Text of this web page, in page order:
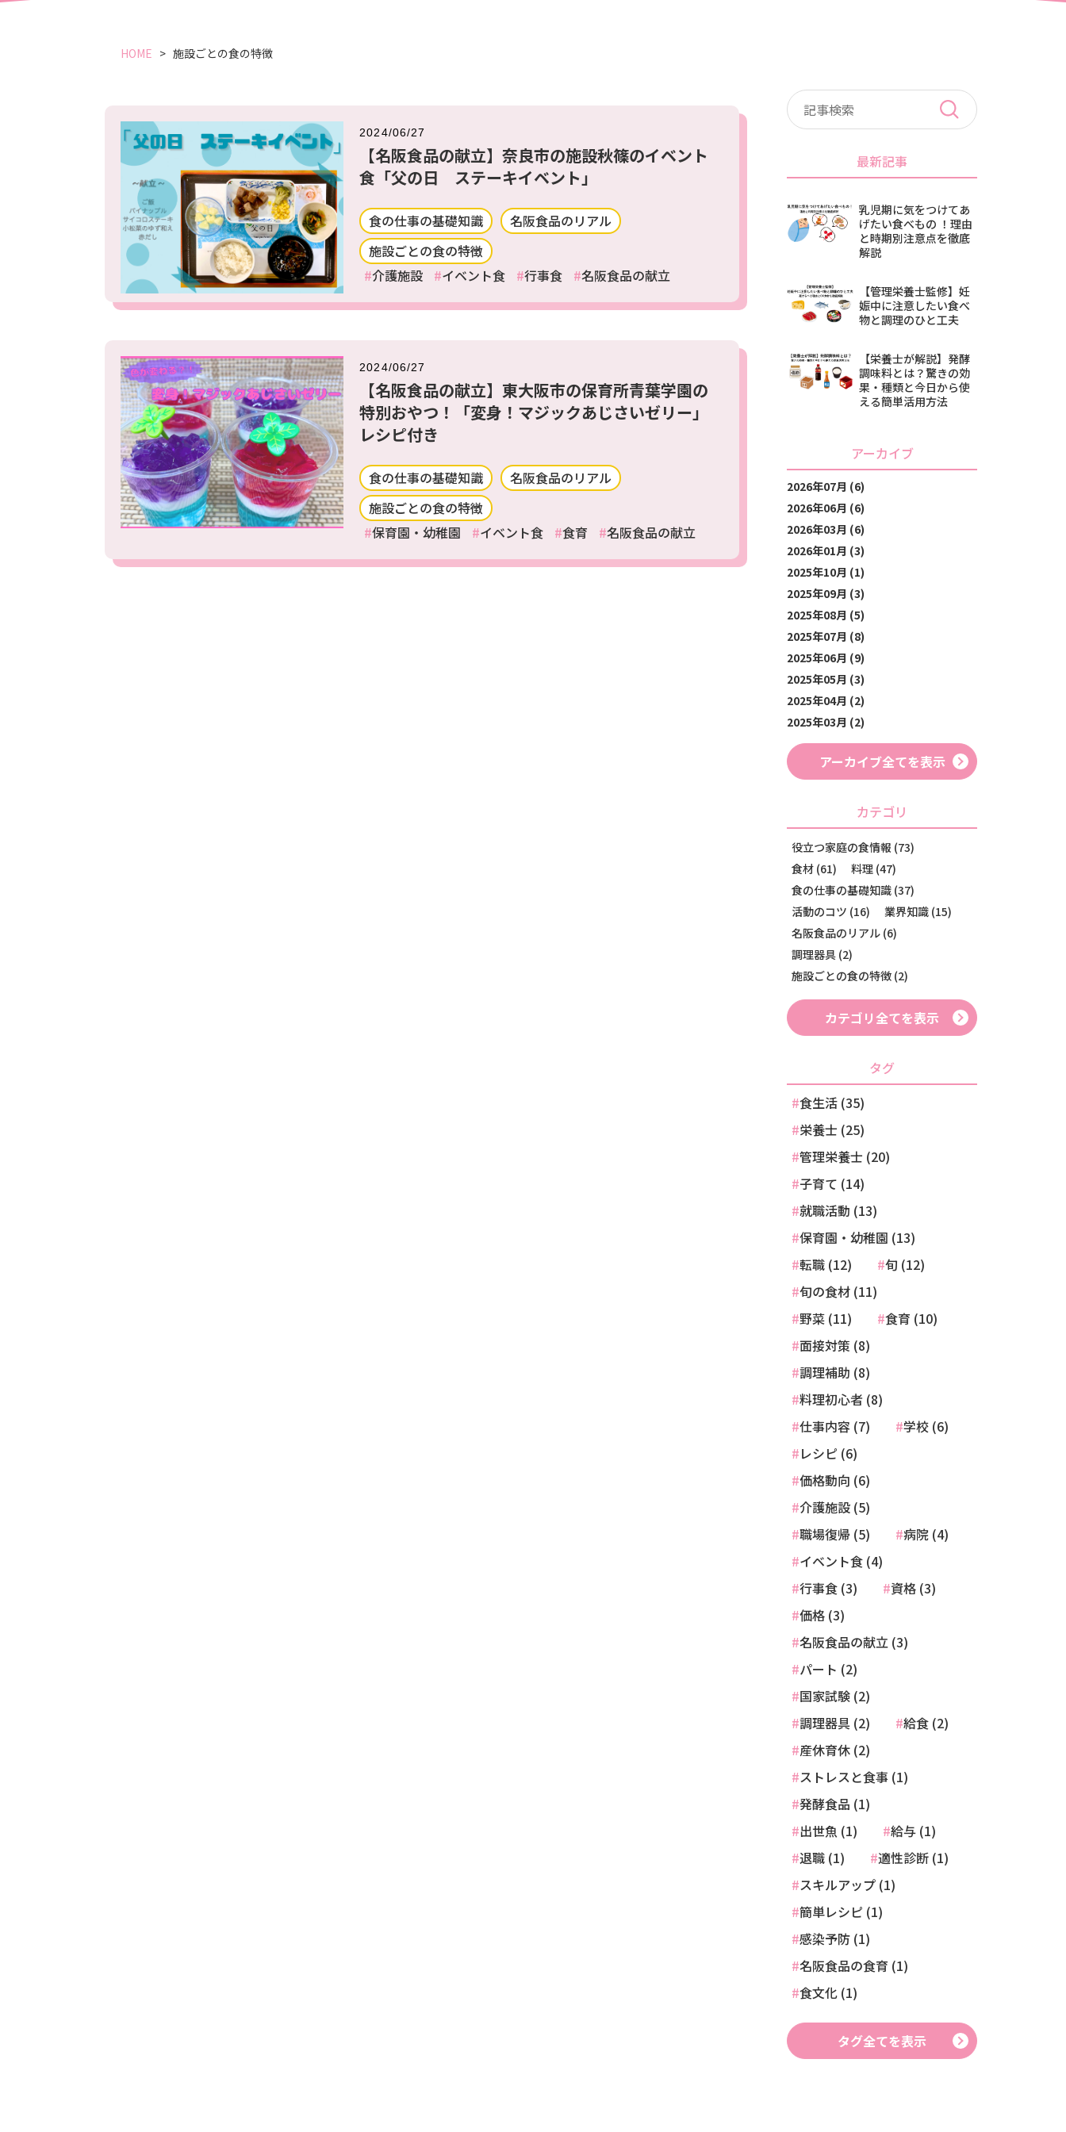
HOME 施設ごとの食の特徴
2024/06/27
【名阪食品の献立】奈良市の施設秋篠のイベント
食「父の日 ステーキイベント」
食の仕事の基礎知識
名阪食品のリアル
施設ごとの食の特徴
介護施設
イベント食 行事食 名阪食品の献立
2024/06/27
【名阪食品の献立】東大阪市の保育所青葉学園の
特別おやつ！「変身！マジックあじさいゼリー」
レシピ付き
食の仕事の基礎知識
名阪食品のリアル
施設ごとの食の特徴
保育園・幼稚園
イベント食 食育 名阪食品の献立
最新記事
乳児期に気をつけてあ
げたい食べもの ！理由
と時期別注意点を徹底
解説
【管理栄養士監修】妊
娠中に注意したい食べ
物と調理のひと工夫
【栄養士が解説】発酵
調味料とは？驚きの効
果・種類と今日から使
える簡単活用方法
アーカイブ
2026年07月 (6)
2026年06月 (6)
2026年03月 (6)
2026年01月 (3)
2025年10月 (1)
2025年09月 (3)
2025年08月 (5)
2025年07月 (8)
2025年06月 (9)
2025年05月 (3)
2025年04月 (2)
2025年03月 (2)
アーカイブ全てを表示
カテゴリ
役立つ家庭の食情報 (73)
食材 (61)
料理 (47)
食の仕事の基礎知識 (37)
活動のコツ (16)
業界知識 (15)
名阪食品のリアル (6)
調理器具 (2)
施設ごとの食の特徴 (2)
カテゴリ全てを表示
タグ
食生活 (35)
栄養士 (25)
管理栄養士 (20)
子育て (14)
就職活動 (13)
保育園・幼稚園 (13)
転職 (12)
旬 (12)
旬の食材 (11)
野菜 (11)
食育 (10)
面接対策 (8)
調理補助 (8)
料理初心者 (8)
仕事内容 (7)
学校 (6)
レシピ (6)
価格動向 (6)
介護施設 (5)
職場復帰 (5)
病院 (4)
イベント食 (4)
行事食 (3)
資格 (3)
価格 (3)
名阪食品の献立 (3)
パート (2)
国家試験 (2)
調理器具 (2)
給食 (2)
産休育休 (2)
ストレスと食事 (1)
発酵食品 (1)
出世魚 (1)
給与 (1)
退職 (1)
適性診断 (1)
スキルアップ (1)
簡単レシピ (1)
感染予防 (1)
名阪食品の食育 (1)
食文化 (1)
タグ全てを表示